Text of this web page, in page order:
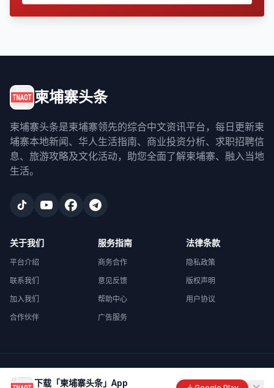
柬埔寨头条
柬埔寨头条是柬埔寨领先的综合中文资讯平台，每日更新柬
埔寨本地新闻、华人生活指南、商业投资分析、求职招聘信
息、旅游攻略及文化活动，助您全面了解柬埔寨、融入当地
生活。
关于我们
平台介绍
联系我们
加入我们
合作伙伴
服务指南
商务合作
意见反馈
帮助中心
广告服务
法律条款
隐私政策
版权声明
用户协议
下载「柬埔寨头条」App